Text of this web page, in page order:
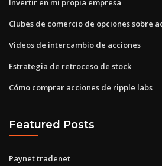
Invertir en mi propia empresa
Clubes de comercio de opciones sobre
Videos de intercambio de acciones
Estrategia de retroceso de stock
Cómo comprar acciones de ripple labs
Featured Posts
Paynet tradenet